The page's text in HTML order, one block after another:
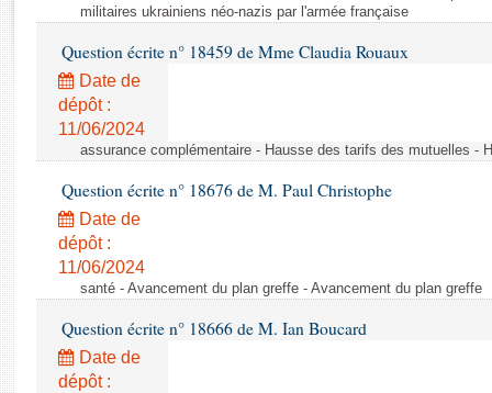
Rapports d'enquête
Rapports sur l'application des lois
Baromètre de l’application des lois
Dossiers législatifs
Questions écrites et orales
Comptes rendus des débats
militaires ukrainiens néo-nazis par l'armée française
Question écrite n° 18459 de Mme Claudia Rouaux
Date de
dépôt :
11/06/2024
assurance complémentaire - Hausse des tarifs des mutuelles -
Question écrite n° 18676 de M. Paul Christophe
Date de
dépôt :
11/06/2024
santé - Avancement du plan greffe - Avancement du plan greffe
Question écrite n° 18666 de M. Ian Boucard
Date de
dépôt :